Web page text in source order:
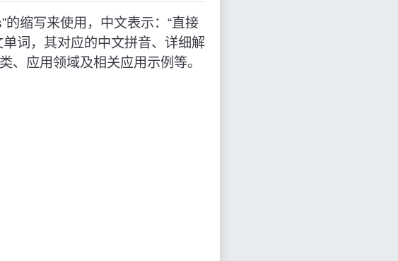
缩写来使用，中文表示：“直接
词，其对应的中文拼音、详细解
、应用领域及相关应用示例等。